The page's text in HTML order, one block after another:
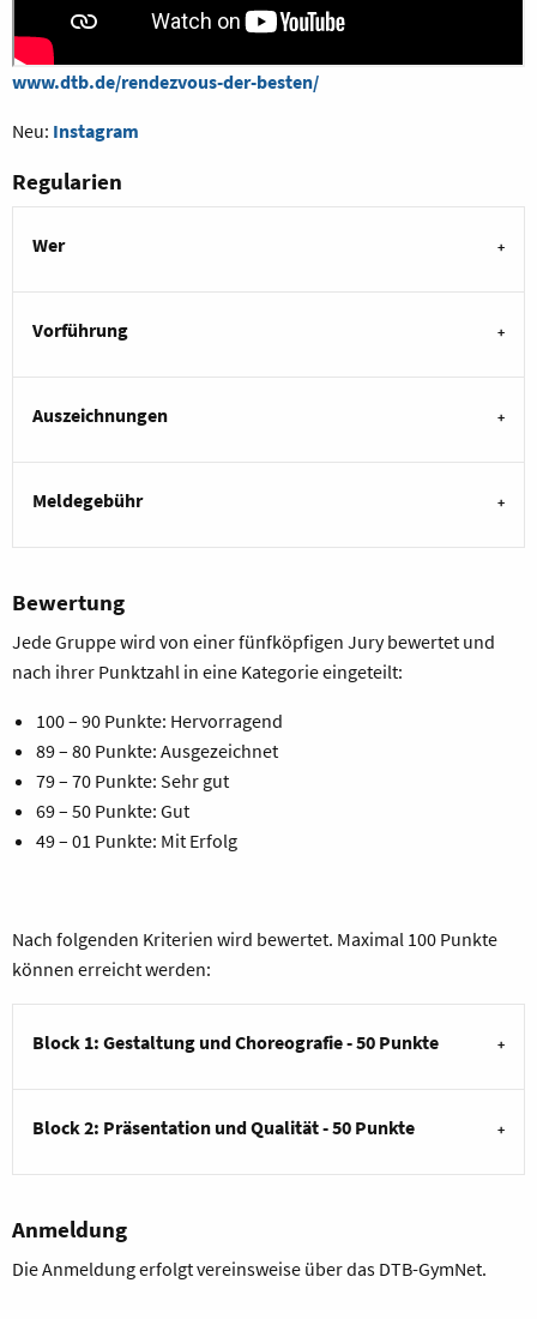
www.dtb.de/rendezvous-der-besten/
Neu: Instagram
Regularien
Wer
Vorführung
Auszeichnungen
Meldegebühr
Bewertung
Jede Gruppe wird von einer fünfköpfigen Jury bewertet und
nach ihrer Punktzahl in eine Kategorie eingeteilt:
100 – 90 Punkte: Hervorragend
89 – 80 Punkte: Ausgezeichnet
79 – 70 Punkte: Sehr gut
69 – 50 Punkte: Gut
49 – 01 Punkte: Mit Erfolg
Nach folgenden Kriterien wird bewertet. Maximal 100 Punkte
können erreicht werden:
Block 1: Gestaltung und Choreografie - 50 Punkte
Block 2: Präsentation und Qualität - 50 Punkte
Anmeldung
Die Anmeldung erfolgt vereinsweise über das DTB-GymNet.